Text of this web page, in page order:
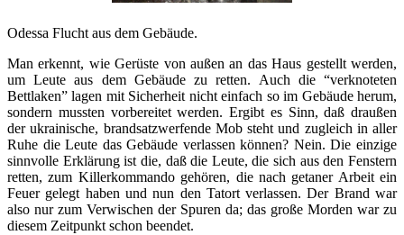
Odessa Flucht aus dem Gebäude.
Man erkennt, wie Gerüste von außen an das Haus gestellt werden,
um Leute aus dem Gebäude zu retten. Auch die “verknoteten
Bettlaken” lagen mit Sicherheit nicht einfach so im Gebäude herum,
sondern mussten vorbereitet werden. Ergibt es Sinn, daß draußen
der ukrainische, brandsatzwerfende Mob steht und zugleich in aller
Ruhe die Leute das Gebäude verlassen können? Nein. Die einzige
sinnvolle Erklärung ist die, daß die Leute, die sich aus den Fenstern
retten, zum Killerkommando gehören, die nach getaner Arbeit ein
Feuer gelegt haben und nun den Tatort verlassen. Der Brand war
also nur zum Verwischen der Spuren da; das große Morden war zu
diesem Zeitpunkt schon beendet.